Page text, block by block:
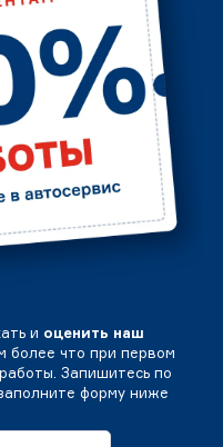
и оценить наш
более что при первом
Запишитесь по
форму ниже